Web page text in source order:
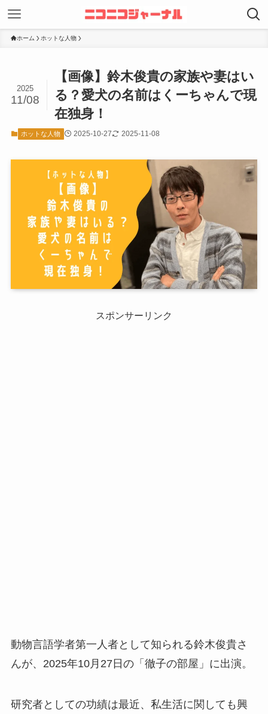
ホーム ホットな人物
【画像】鈴木俊貴の家族や妻はい
る？愛犬の名前はくーちゃんで現
在独身！
2025
11/08
ホットな人物 2025-10-27 2025-11-08
スポンサーリンク
動物言語学者第一人者として知られる鈴木俊貴さ
んが、2025年10月27日の「徹子の部屋」に出演。
研究者としての功績は最近、私生活に関しても興